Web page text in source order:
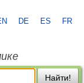
DE ES FR
Найти!